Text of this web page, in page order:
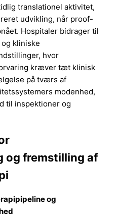
translationel aktivitet,
udvikling, når proof-
Hospitaler bidrager til
kliniske
hvor
kræver tæt klinisk
på tværs af
modenhed,
til inspektioner og
og fremstilling af
og